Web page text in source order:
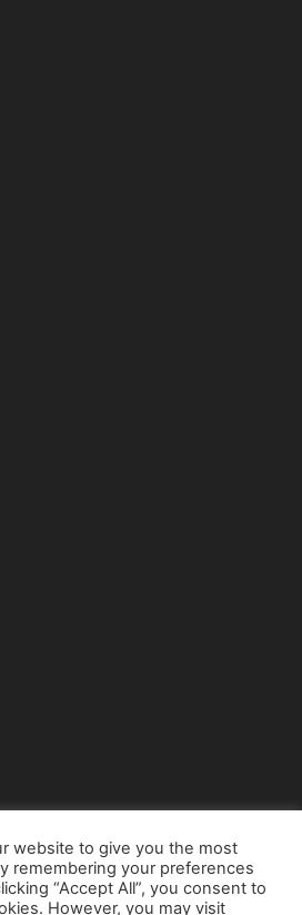
2015 - www.airnews.gr
website to give you the most
remembering your preferences
“Accept All”, you consent to
However, you may visit